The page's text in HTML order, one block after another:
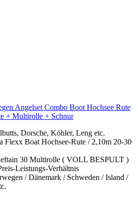
Angelset Combo Boot Hochsee Rute
+ Multirolle + Schnur
Dorsche, Köhler, Leng etc.
Flexx Boat Hochsee-Rute / 2,10m 20-30
30 Multirolle ( VOLL BESPULT )
Leistungs-Verhältnis
/ Dänemark / Schweden / Island /